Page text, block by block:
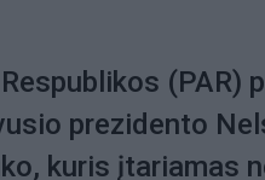
(PAR)
prezidento
kuris įtariamas